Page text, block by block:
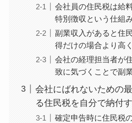
会社員の住民税は給
特別徴収という仕組
副業収入があると住
得だけの場合より高
会社の経理担当者が
致に気づくことで副
会社にばれないための
る住民税を自分で納付
確定申告時に住民税